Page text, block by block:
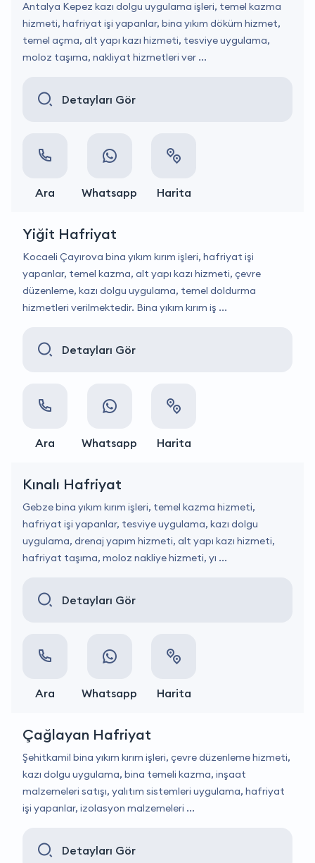
Antalya Kepez kazı dolgu uygulama işleri, temel kazma
hizmeti, hafriyat işi yapanlar, bina yıkım döküm hizmet,
temel açma, alt yapı kazı hizmeti, tesviye uygulama,
moloz taşıma, nakliyat hizmetleri ver ...
Detayları Gör
Ara Whatsapp Harita
Yiğit Hafriyat
Kocaeli Çayırova bina yıkım kırım işleri, hafriyat işi
yapanlar, temel kazma, alt yapı kazı hizmeti, çevre
düzenleme, kazı dolgu uygulama, temel doldurma
hizmetleri verilmektedir. Bina yıkım kırım iş ...
Detayları Gör
Ara Whatsapp Harita
Kınalı Hafriyat
Gebze bina yıkım kırım işleri, temel kazma hizmeti,
hafriyat işi yapanlar, tesviye uygulama, kazı dolgu
uygulama, drenaj yapım hizmeti, alt yapı kazı hizmeti,
hafriyat taşıma, moloz nakliye hizmeti, yı ...
Detayları Gör
Ara Whatsapp Harita
Çağlayan Hafriyat
Şehitkamil bina yıkım kırım işleri, çevre düzenleme hizmeti,
kazı dolgu uygulama, bina temeli kazma, inşaat
malzemeleri satışı, yalıtım sistemleri uygulama, hafriyat
işi yapanlar, izolasyon malzemeleri ...
Detayları Gör